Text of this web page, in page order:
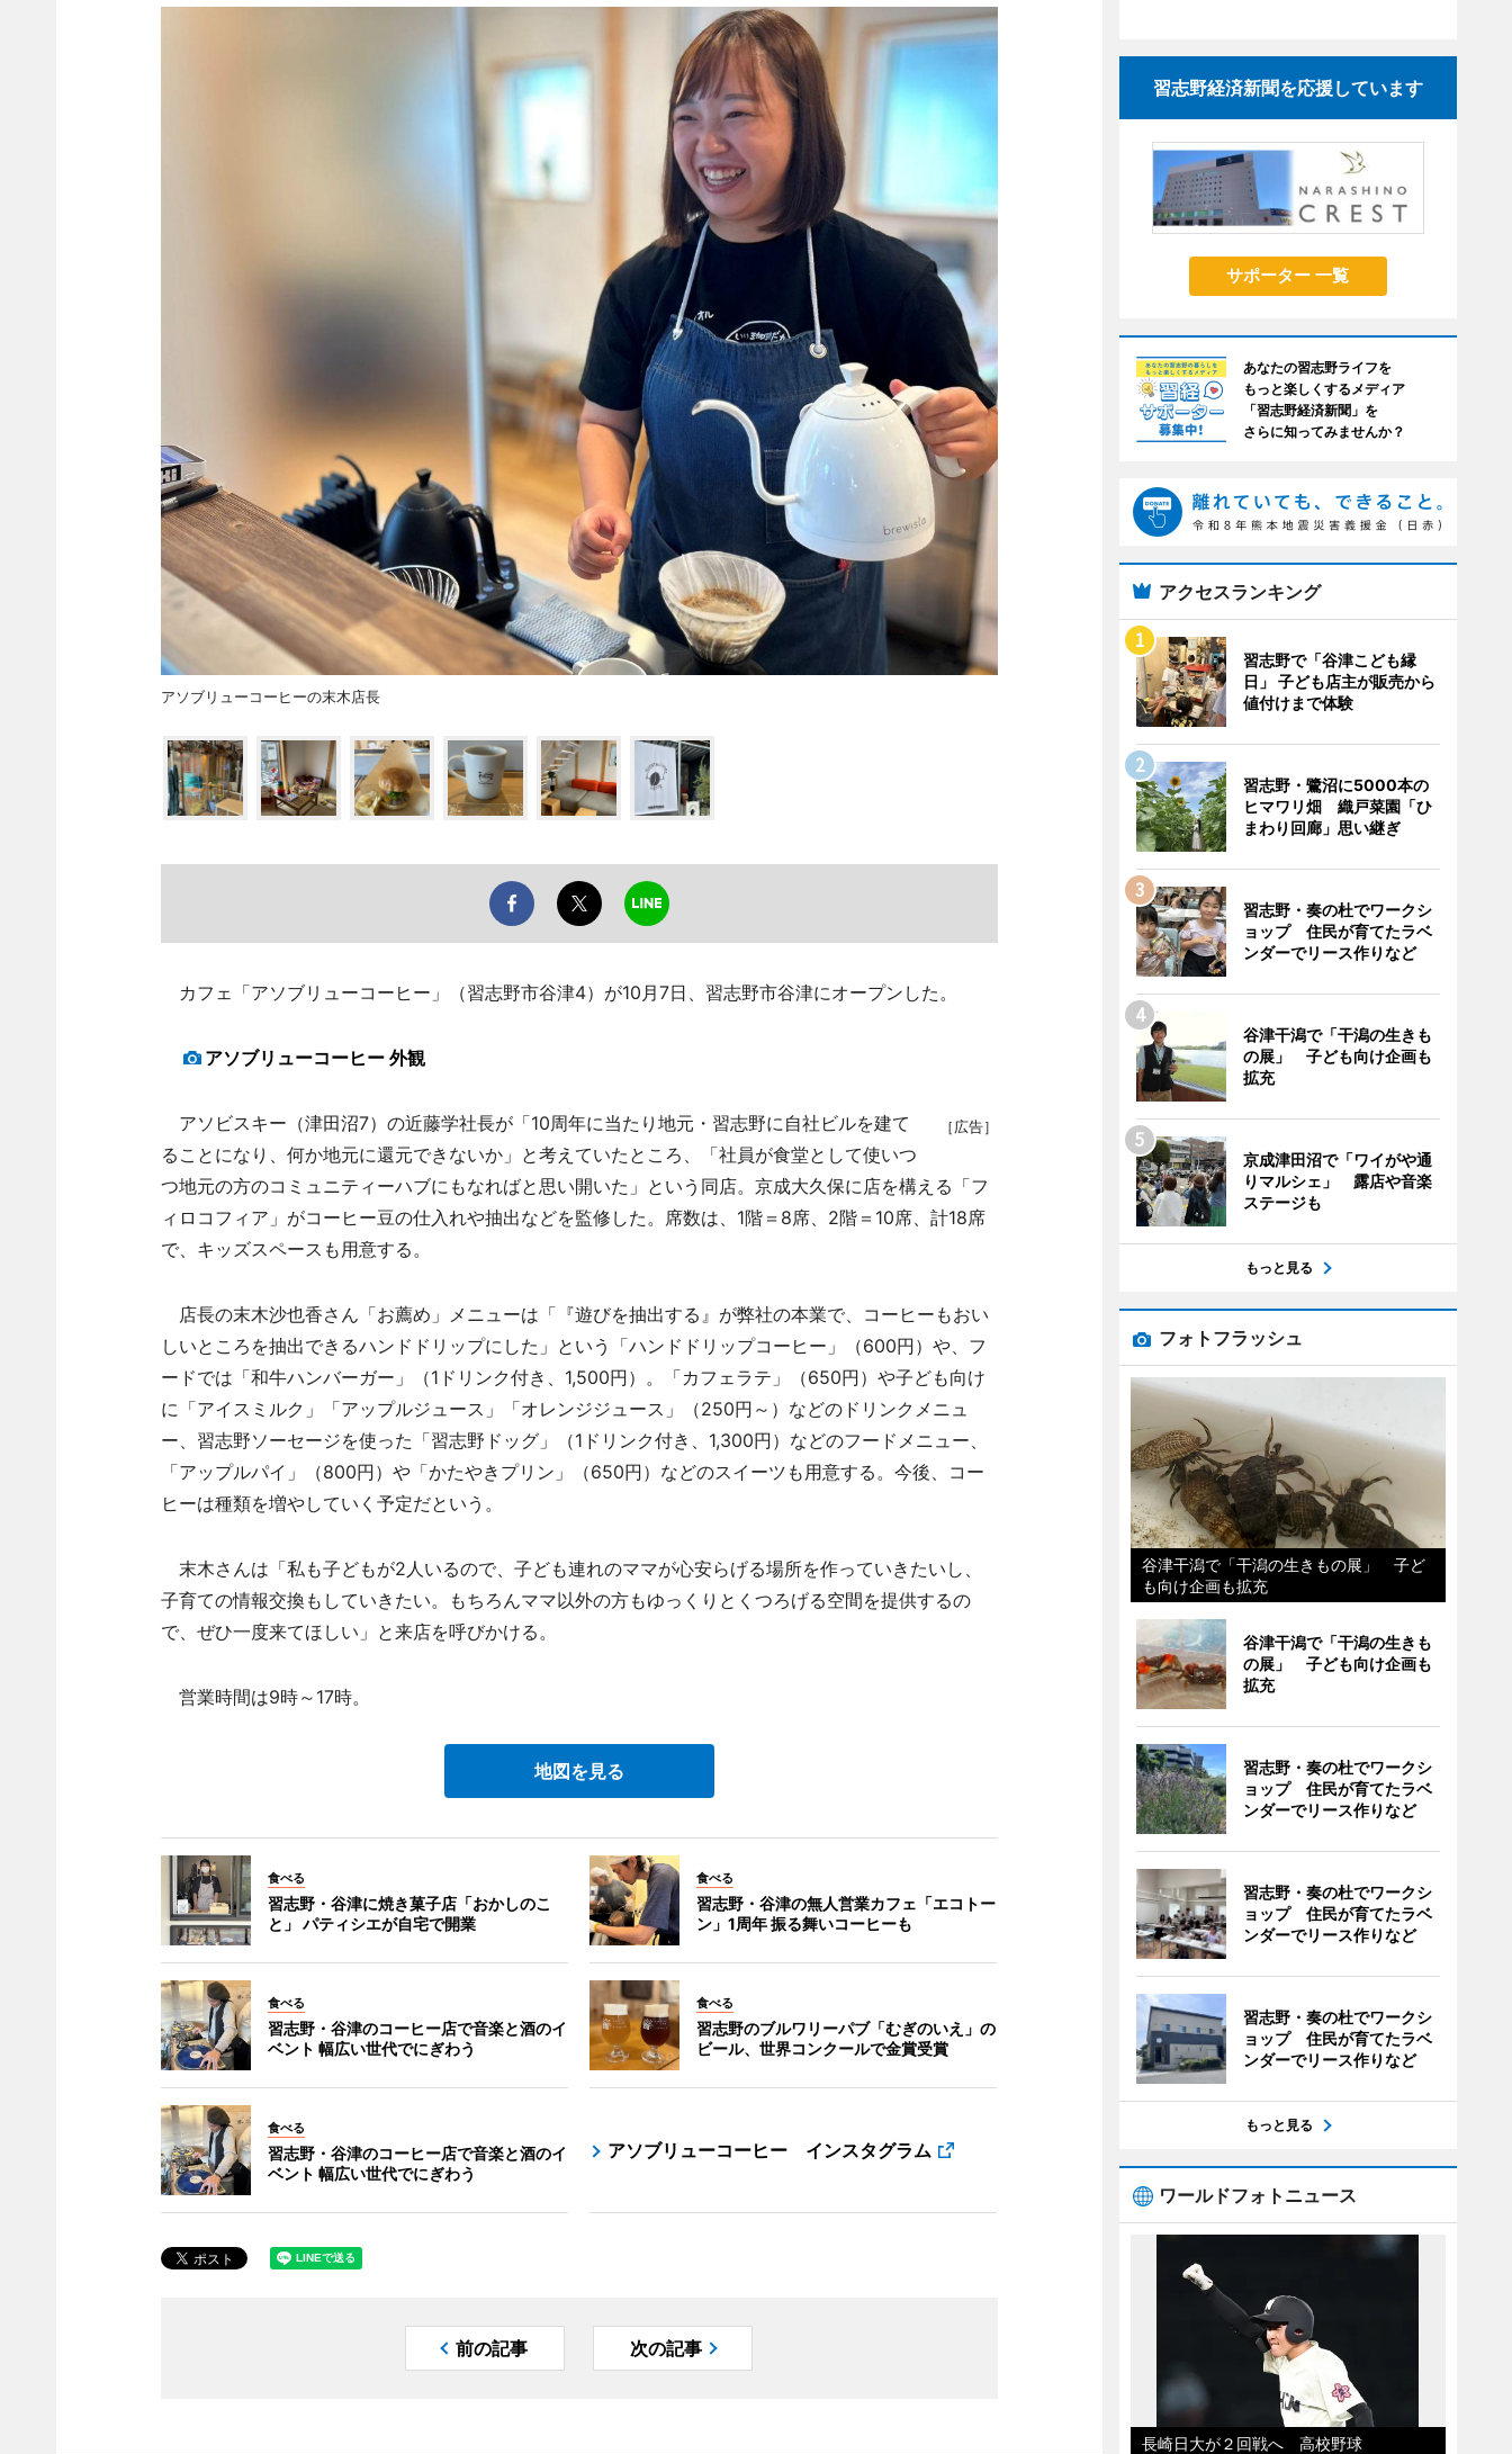
アソブリューコーヒーの末木店長
カフェ「アソブリューコーヒー」（習志野市谷津4）が10月7日、習志野市谷津にオープンした。
アソブリューコーヒー 外観
［広告］
アソビスキー（津田沼7）の近藤学社長が「10周年に当たり地元・習志野に自社ビルを建て
ることになり、何か地元に還元できないか」と考えていたところ、「社員が食堂として使いつ
つ地元の方のコミュニティーハブにもなればと思い開いた」という同店。京成大久保に店を構える「フ
ィロコフィア」がコーヒー豆の仕入れや抽出などを監修した。席数は、1階＝8席、2階＝10席、計18席
で、キッズスペースも用意する。
店長の末木沙也香さん「お薦め」メニューは「『遊びを抽出する』が弊社の本業で、コーヒーもおい
しいところを抽出できるハンドドリップにした」という「ハンドドリップコーヒー」（600円）や、フ
ードでは「和牛ハンバーガー」（1ドリンク付き、1,500円）。「カフェラテ」（650円）や子ども向け
に「アイスミルク」「アップルジュース」「オレンジジュース」（250円～）などのドリンクメニュ
ー、習志野ソーセージを使った「習志野ドッグ」（1ドリンク付き、1,300円）などのフードメニュー、
「アップルパイ」（800円）や「かたやきプリン」（650円）などのスイーツも用意する。今後、コー
ヒーは種類を増やしていく予定だという。
末木さんは「私も子どもが2人いるので、子ども連れのママが心安らげる場所を作っていきたいし、
子育ての情報交換もしていきたい。もちろんママ以外の方もゆっくりとくつろげる空間を提供するの
で、ぜひ一度来てほしい」と来店を呼びかける。
営業時間は9時～17時。
地図を見る
食べる
習志野・谷津に焼き菓子店「おかしのこ
と」 パティシエが自宅で開業
食べる
習志野・谷津の無人営業カフェ「エコトー
ン」1周年 振る舞いコーヒーも
食べる
習志野・谷津のコーヒー店で音楽と酒のイ
ベント 幅広い世代でにぎわう
食べる
習志野のブルワリーパブ「むぎのいえ」の
ビール、世界コンクールで金賞受賞
食べる
習志野・谷津のコーヒー店で音楽と酒のイ
ベント 幅広い世代でにぎわう
アソブリューコーヒー インスタグラム
前の記事 次の記事
習志野経済新聞を応援しています
サポーター 一覧
あなたの習志野ライフを
もっと楽しくするメディア
「習志野経済新聞」を
さらに知ってみませんか？
アクセスランキング
習志野で「谷津こども縁
日」 子ども店主が販売から
値付けまで体験
習志野・鷺沼に5000本の
ヒマワリ畑 織戸菜園「ひ
まわり回廊」思い継ぎ
習志野・奏の杜でワークシ
ョップ 住民が育てたラベ
ンダーでリース作りなど
谷津干潟で「干潟の生きも
の展」 子ども向け企画も
拡充
京成津田沼で「ワイがや通
りマルシェ」 露店や音楽
ステージも
もっと見る
フォトフラッシュ
谷津干潟で「干潟の生きもの展」 子ど
も向け企画も拡充
谷津干潟で「干潟の生きも
の展」 子ども向け企画も
拡充
習志野・奏の杜でワークシ
ョップ 住民が育てたラベ
ンダーでリース作りなど
習志野・奏の杜でワークシ
ョップ 住民が育てたラベ
ンダーでリース作りなど
習志野・奏の杜でワークシ
ョップ 住民が育てたラベ
ンダーでリース作りなど
もっと見る
ワールドフォトニュース
長崎日大が２回戦へ 高校野球